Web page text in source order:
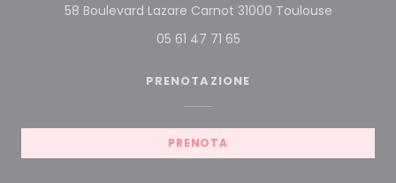
58 Boulevard Lazare Carnot 31000 Toulouse((apre
05 61 47 71 65
PRENOTAZIONE
PRENOTA